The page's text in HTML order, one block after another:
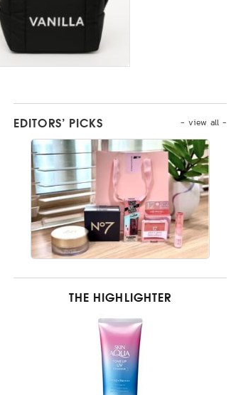
- view all -
EDITORS’ PICKS
THE HIGHLIGHTER